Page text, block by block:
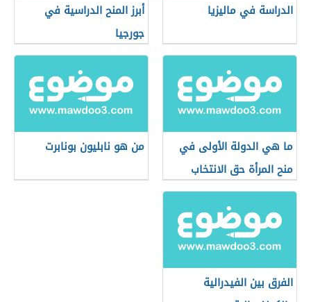
الدراسة في ماليزيا
أبرز المنح الدراسية في
جورجيا
ما هي الدولة الأولى في
منح المرأة حق الانتخاب
من هو نابليون بونابرت
الفرق بين الفيدرالية